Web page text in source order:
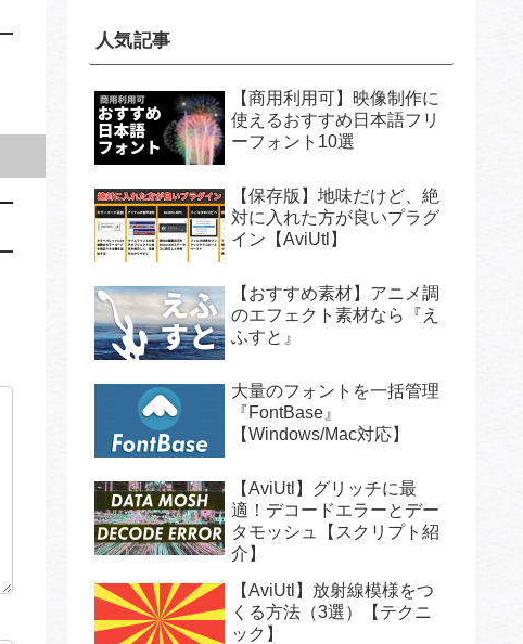
人気記事
【商用利用可】映像制作に
使えるおすすめ日本語フリ
ーフォント10選
【保存版】地味だけど、絶
対に入れた方が良いプラグ
イン【AviUtl】
【おすすめ素材】アニメ調
のエフェクト素材なら『え
ふすと』
大量のフォントを一括管理
『FontBase』
【Windows/Mac対応】
【AviUtl】グリッチに最
適！デコードエラーとデー
タモッシュ【スクリプト紹
介】
【AviUtl】放射線模様をつ
くる方法（3選）【テクニ
ック】